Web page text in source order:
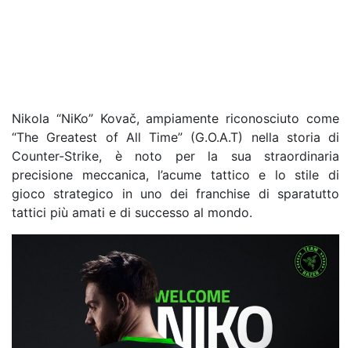
Nikola “NiKo” Kovač, ampiamente riconosciuto come
“The Greatest of All Time” (G.O.A.T) nella storia di
Counter-Strike, è noto per la sua straordinaria
precisione meccanica, l’acume tattico e lo stile di
gioco strategico in uno dei franchise di sparatutto
tattici più amati e di successo al mondo.